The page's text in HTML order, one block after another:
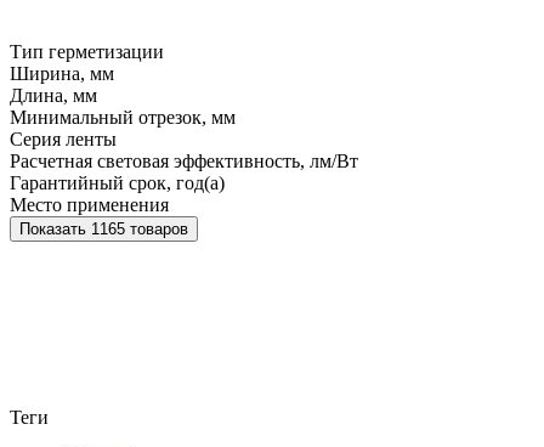
Тип герметизации
Ширина, мм
Длина, мм
Минимальный отрезок, мм
Серия ленты
Расчетная световая эффективность, лм/Вт
Гарантийный срок, год(а)
Место применения
Показать 1165 товаров
Теги